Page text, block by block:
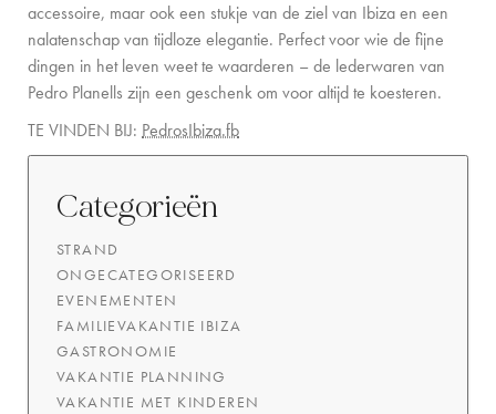
accessoire, maar ook een stukje van de ziel van Ibiza en een
nalatenschap van tijdloze elegantie. Perfect voor wie de fijne
dingen in het leven weet te waarderen – de lederwaren van
Pedro Planells zijn een geschenk om voor altijd te koesteren.
TE VINDEN BIJ: PedrosIbiza.fb
Categorieën
STRAND
ONGECATEGORISEERD
EVENEMENTEN
FAMILIEVAKANTIE IBIZA
GASTRONOMIE
VAKANTIE PLANNING
VAKANTIE MET KINDEREN